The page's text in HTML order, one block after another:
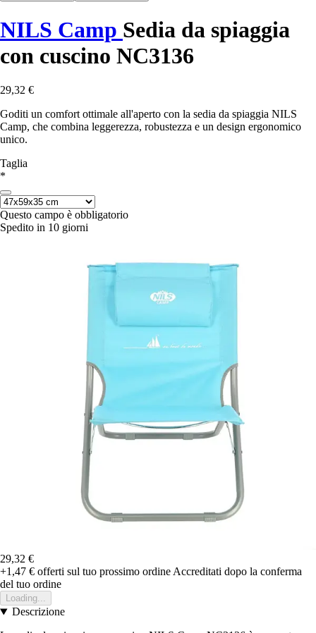
NILS Camp Sedia da spiaggia
con cuscino NC3136
29,32 €
Goditi un comfort ottimale all'aperto con la sedia da spiaggia NILS
Camp, che combina leggerezza, robustezza e un design ergonomico
unico.
Taglia
*
Questo campo è obbligatorio
Spedito in 10 giorni
29,32 €
+1,47 € offerti sul tuo prossimo ordine Accreditati dopo la conferma
del tuo ordine
Loading...
Descrizione